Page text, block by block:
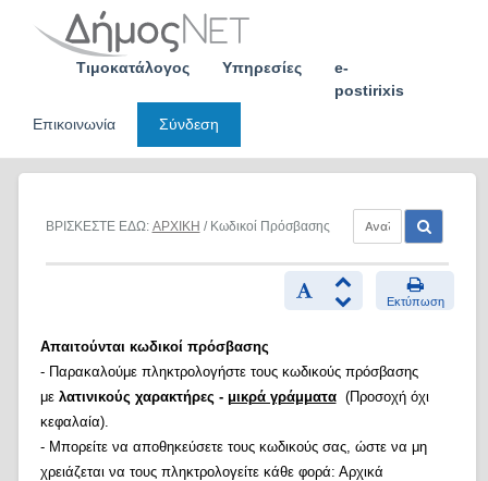
Τιμοκατάλογος Υπηρεσίες
e-
postirixis
Επικοινωνία
Σύνδεση
ΒΡΙΣΚΕΣΤΕ ΕΔΩ: ΑΡΧΙΚΗ / Κωδικοί Πρόσβασης
Εκτύπωση
Απαιτούνται κωδικοί πρόσβασης
- Παρακαλούμε πληκτρολογήστε τους κωδικούς πρόσβασης
με λατινικούς χαρακτήρες - μικρά γράμματα(Προσοχή όχι
κεφαλαία).
- Μπορείτε να αποθηκεύσετε τους κωδικούς σας, ώστε να μη
χρειάζεται να τους πληκτρολογείτε κάθε φορά: Αρχικά